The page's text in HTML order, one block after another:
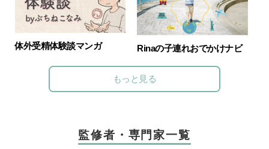
体外受精体験談マンガ Rinaの子連れおでかけナビ
もっと見る
監修者・専門家一覧